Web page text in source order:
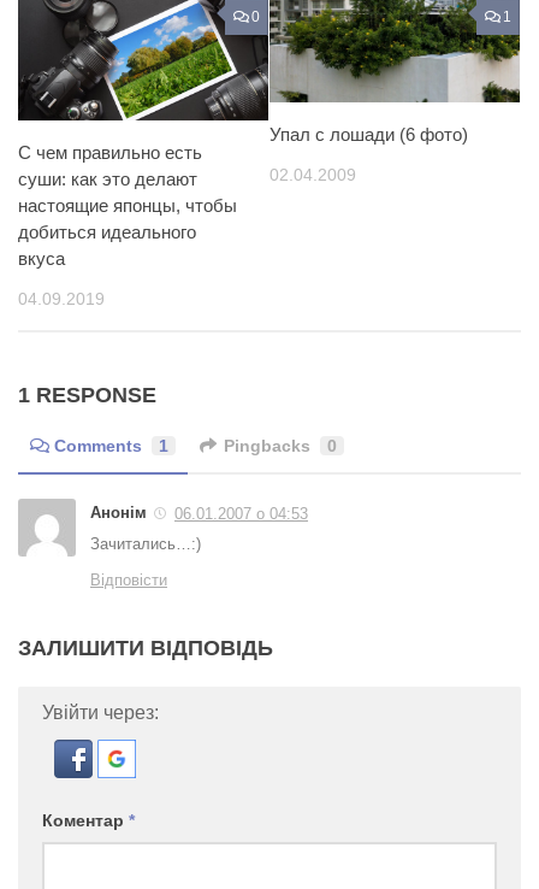
0
С чем правильно есть
суши: как это делают
настоящие японцы, чтобы
добиться идеального
вкуса
04.09.2019
1
Упал с лошади (6 фото)
02.04.2009
1 RESPONSE
Comments 1 Pingbacks 0
Анонім
06.01.2007 о 04:53
Зачитались…:)
Відповісти
ЗАЛИШИТИ ВІДПОВІДЬ
Увійти через:
Коментар *